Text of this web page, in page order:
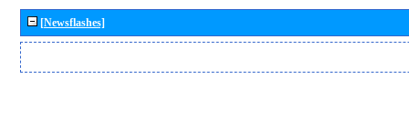
[Newsflashes]